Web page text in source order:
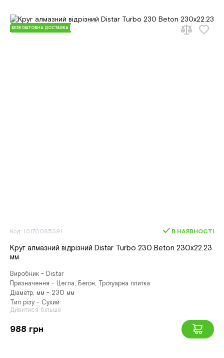
БЕЗКОШТОВНА ДОСТАВКА
Код: 10170085391 В НАЯВНОСТІ
Круг алмазний вiдрiзний Distar Turbo 230 Beton 230x22.23
мм
Виробник - Distar
Призначення - Цегла, Бетон, Тротуарна плитка
Діаметр, мм - 230 мм
Тип різу - Сухий
Дивитися більше
988 грн